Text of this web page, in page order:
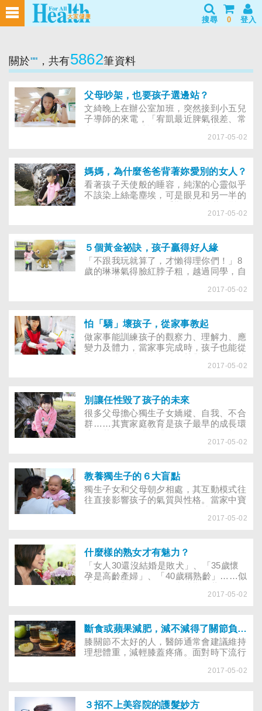
搜尋 0 登入
關於"" ，共有5862筆資料
父母吵架，也要孩子選邊站？
文綺晚上在辦公室加班，突然接到小五兒
子導師的來電，「宥凱最近脾氣很差、常
婚令他很受傷……」文綺聽了很錯愕，乖
2017-05-02
媽媽，為什麼爸爸背著妳愛別的女人？
看著孩子天使般的睡容，純潔的心靈似乎
不該染上絲毫塵埃，可是眼見和另一半的
事實。怎麼說、怎麼做，對孩子的傷害才
2017-05-02
５個黃金祕訣，孩子贏得好人緣
「不跟我玩就算了，才懶得理你們！」8
歲的琳琳氣得臉紅脖子粗，越過同學，自
不禁嘆氣，該怎麼為落單的孩子博得好人
2017-05-02
怕「驕」壞孩子，從家事教起
做家事能訓練孩子的觀察力、理解力、應
變力及體力，當家事完成時，孩子也能從
養獨生子女對家庭的責任心，只是，萬事
2017-05-02
別讓任性毀了孩子的未來
很多父母擔心獨生子女嬌縱、自我、不合
群……其實家庭教育是孩子最早的成長環
用瞎忙又NG，孩子適應力也能輕鬆提
2017-05-02
教養獨生子的６大盲點
獨生子女和父母朝夕相處，其互動模式往
往直接影響孩子的氣質與性格。當家中寶
急著發飆，也許可以冷靜想想自己哪些言
2017-05-02
什麼樣的熟女才有魅力？
「女人30還沒結婚是敗犬」、「35歲懷
孕是高齡產婦」、「40歲稱熟齡」……似
長，而漸漸淡然無味。有智慧的男人女人
說。
2017-05-02
斷食或蘋果減肥，減不減得了關節負擔？
膝關節不太好的人，醫師通常會建議維持
理想體重，減輕膝蓋疼痛。面對時下流行
法，關節炎患者能嘗試嗎？還有哪些減肥
2017-05-02
３招不上美容院的護髮妙方